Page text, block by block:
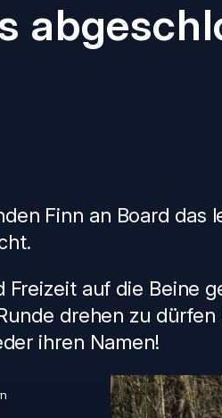
Finn an Board das
auf die Beine
drehen zu
ihren Namen!